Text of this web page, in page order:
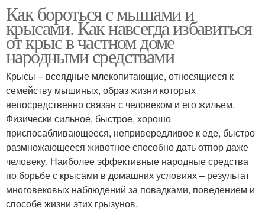
Как бороться с мышами и
крысами. Как навсегда избавиться
от крыс в частном доме
народными средствами
Крысы – всеядные млекопитающие, относящиеся к
семейству мышиных, образ жизни которых
непосредственно связан с человеком и его жильем.
Физически сильное, быстрое, хорошо
приспосабливающееся, непривередливое к еде, быстро
размножающееся животное способно дать отпор даже
человеку. Наиболее эффективные народные средства
по борьбе с крысами в домашних условиях – результат
многовековых наблюдений за повадками, поведением и
способе жизни этих грызунов.